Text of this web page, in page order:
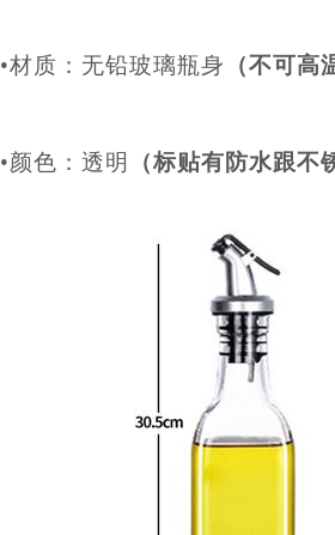
•材质：无铅玻璃瓶身 （不可高
•颜色：透明 （标贴有防水跟不